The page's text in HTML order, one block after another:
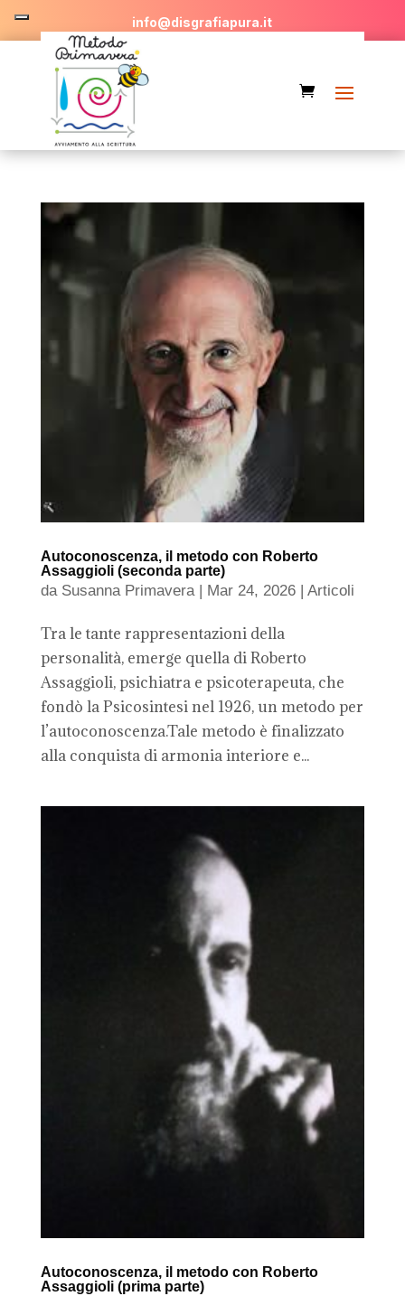
info@disgrafiapura.it
Autoconoscenza, il metodo con Roberto
Assaggioli (seconda parte)
da Susanna Primavera| Mar 24, 2026| Articoli
Tra le tante rappresentazioni della
personalità, emerge quella di Roberto
Assaggioli, psichiatra e psicoterapeuta, che
fondò la Psicosintesi nel 1926, un metodo per
l’autoconoscenza.Tale metodo è finalizzato
alla conquista di armonia interiore e...
Autoconoscenza, il metodo con Roberto
Assaggioli (prima parte)